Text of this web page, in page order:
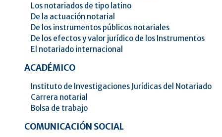
Los notariados de tipo latino
De la actuación notarial
De los instrumentos públicos notariales
De los efectos y valor jurídico de los Instrumentos
El notariado internacional
ACADÉMICO
Instituto de Investigaciones Jurídicas del Notariado
Carrera notarial
Bolsa de trabajo
COMUNICACIÓN SOCIAL